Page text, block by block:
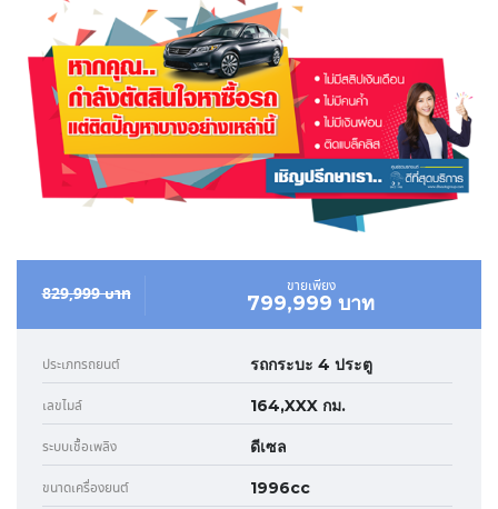
829,999 บาท ขายเพียง
799,999 บาท
ประเภทรถยนต์ รถกระบะ 4 ประตู
เลขไมล์ 164,XXX กม.
ระบบเชื้อเพลิง ดีเซล
ขนาดเครื่องยนต์ 1996cc